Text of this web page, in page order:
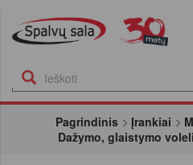
Pagrindinis Įrankiai
Dažymo, glaistymo